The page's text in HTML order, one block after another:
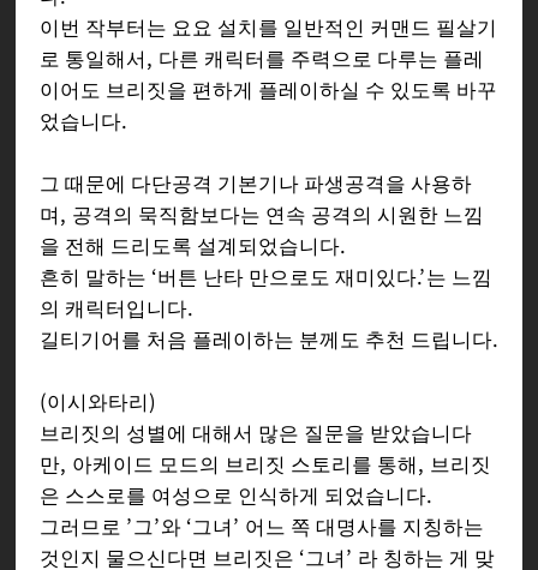
이번 작부터는 요요 설치를 일반적인 커맨드 필살기
로 통일해서, 다른 캐릭터를 주력으로 다루는 플레
이어도 브리짓을 편하게 플레이하실 수 있도록 바꾸
었습니다.
그 때문에 다단공격 기본기나 파생공격을 사용하
며, 공격의 묵직함보다는 연속 공격의 시원한 느낌
을 전해 드리도록 설계되었습니다.
흔히 말하는 ‘버튼 난타 만으로도 재미있다.’는 느낌
의 캐릭터입니다.
길티기어를 처음 플레이하는 분께도 추천 드립니다.
(이시와타리)
브리짓의 성별에 대해서 많은 질문을 받았습니다
만, 아케이드 모드의 브리짓 스토리를 통해, 브리짓
은 스스로를 여성으로 인식하게 되었습니다.
그러므로 ’그’와 ‘그녀’ 어느 쪽 대명사를 지칭하는
것인지 물으신다면 브리짓은 ‘그녀’ 라 칭하는 게 맞